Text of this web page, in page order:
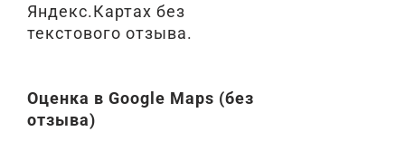
Яндекс.Картах без
текстового отзыва.
Оценка в Google Maps (без
отзыва)